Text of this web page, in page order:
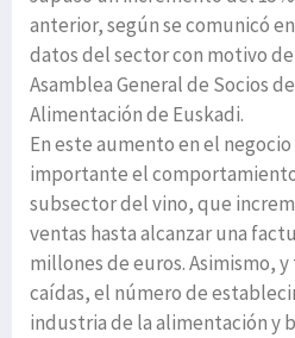
anterior, según se comunicó
datos del sector con motivo
Asamblea General de Socios
Alimentación de Euskadi.
En este aumento en el
importante el
subsector del vino, que
ventas hasta alcanzar una
millones de euros. Asimismo, y
caídas, el número de
industria de la alimentación y